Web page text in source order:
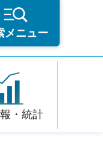
メニュー
・統計